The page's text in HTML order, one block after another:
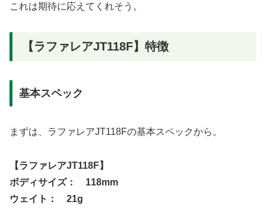
これは期待に応えてくれそう。
【ラファレアJT118F】特徴
基本スペック
まずは、ラファレアJT118Fの基本スペックから。
【ラファレアJT118F】
ボディサイズ： 118mm
ウェイト： 21g